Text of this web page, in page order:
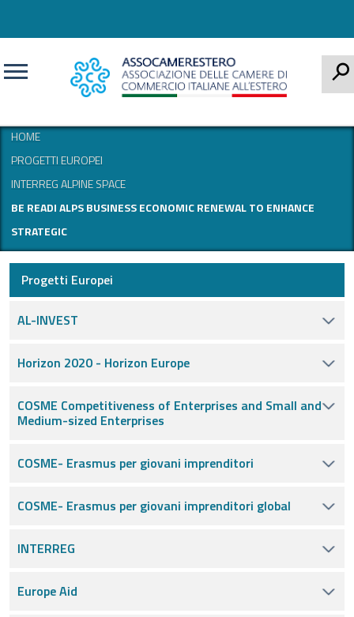
HOME
PROGETTI EUROPEI
INTERREG ALPINE SPACE
BE READI ALPS BUSINESS ECONOMIC RENEWAL TO ENHANCE
STRATEGIC
Progetti Europei
AL-INVEST
Horizon 2020 - Horizon Europe
COSME Competitiveness of Enterprises and Small and
Medium-sized Enterprises
COSME- Erasmus per giovani imprenditori
COSME- Erasmus per giovani imprenditori global
INTERREG
Europe Aid